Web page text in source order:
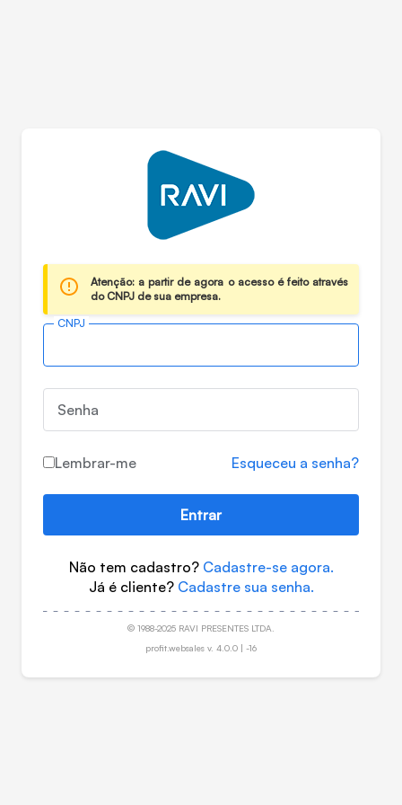
Atenção: a partir de agora o acesso é feito através
do CNPJ de sua empresa.
CNPJ
Senha
Lembrar-me Esqueceu a senha?
Entrar
Não tem cadastro? Cadastre-se agora.
Já é cliente? Cadastre sua senha.
© 1988-2025 RAVI PRESENTES LTDA.
profit.websales v. 4.0.0 | -16